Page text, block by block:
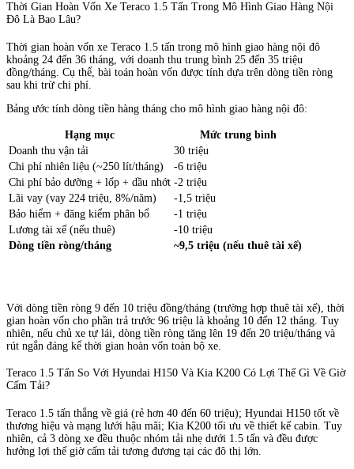
Thời Gian Hoàn Vốn Xe Teraco 1.5 Tấn Trong Mô Hình Giao Hàng Nội
Đô Là Bao Lâu?
Thời gian hoàn vốn xe Teraco 1.5 tấn trong mô hình giao hàng nội đô
khoảng 24 đến 36 tháng, với doanh thu trung bình 25 đến 35 triệu
đồng/tháng. Cụ thể, bài toán hoàn vốn được tính dựa trên dòng tiền ròng
sau khi trừ chi phí.
Bảng ước tính dòng tiền hàng tháng cho mô hình giao hàng nội đô:
Hạng mục
Mức trung bình
Doanh thu vận tải
30 triệu
Chi phí nhiên liệu (~250 lít/tháng)
-6 triệu
Chi phí bảo dưỡng + lốp + dầu nhớt -2 triệu
Lãi vay (vay 224 triệu, 8%/năm)
-1,5 triệu
Bảo hiểm + đăng kiểm phân bổ
-1 triệu
Lương tài xế (nếu thuê)
-10 triệu
Dòng tiền ròng/tháng
~9,5 triệu (nếu thuê tài xế)
Với dòng tiền ròng 9 đến 10 triệu đồng/tháng (trường hợp thuê tài xế), thời
gian hoàn vốn cho phần trả trước 96 triệu là khoảng 10 đến 12 tháng. Tuy
nhiên, nếu chủ xe tự lái, dòng tiền ròng tăng lên 19 đến 20 triệu/tháng và
rút ngắn đáng kể thời gian hoàn vốn toàn bộ xe.
Teraco 1.5 Tấn So Với Hyundai H150 Và Kia K200 Có Lợi Thế Gì Về Giờ
Cấm Tải?
Teraco 1.5 tấn thắng về giá (rẻ hơn 40 đến 60 triệu); Hyundai H150 tốt về
thương hiệu và mạng lưới hậu mãi; Kia K200 tối ưu về thiết kế cabin. Tuy
nhiên, cả 3 dòng xe đều thuộc nhóm tải nhẹ dưới 1.5 tấn và đều được
hưởng lợi thế giờ cấm tải tương đương tại các đô thị lớn.